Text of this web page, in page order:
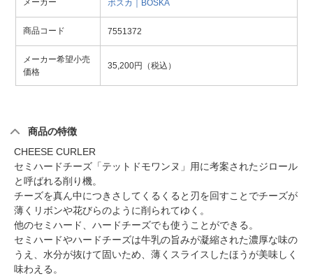
メーカー ボスカ｜BOSKA
商品コード 7551372
メーカー希望小売
価格
35,200円（税込）
商品の特徴
CHEESE CURLER
セミハードチーズ「テットドモワンヌ」用に考案されたジロール
と呼ばれる削り機。
チーズを真ん中につきさしてくるくると刃を回すことでチーズが
薄くリボンや花びらのように削られてゆく。
他のセミハード、ハードチーズでも使うことができる。
セミハードやハードチーズは牛乳の旨みが凝縮された濃厚な味の
うえ、水分が抜けて固いため、薄くスライスしたほうが美味しく
味わえる。